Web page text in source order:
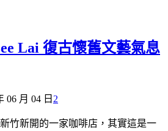
Lai 復古懷舊文藝氣息
06 月 04 日 2
竹新開的一家咖啡店，其實這是一